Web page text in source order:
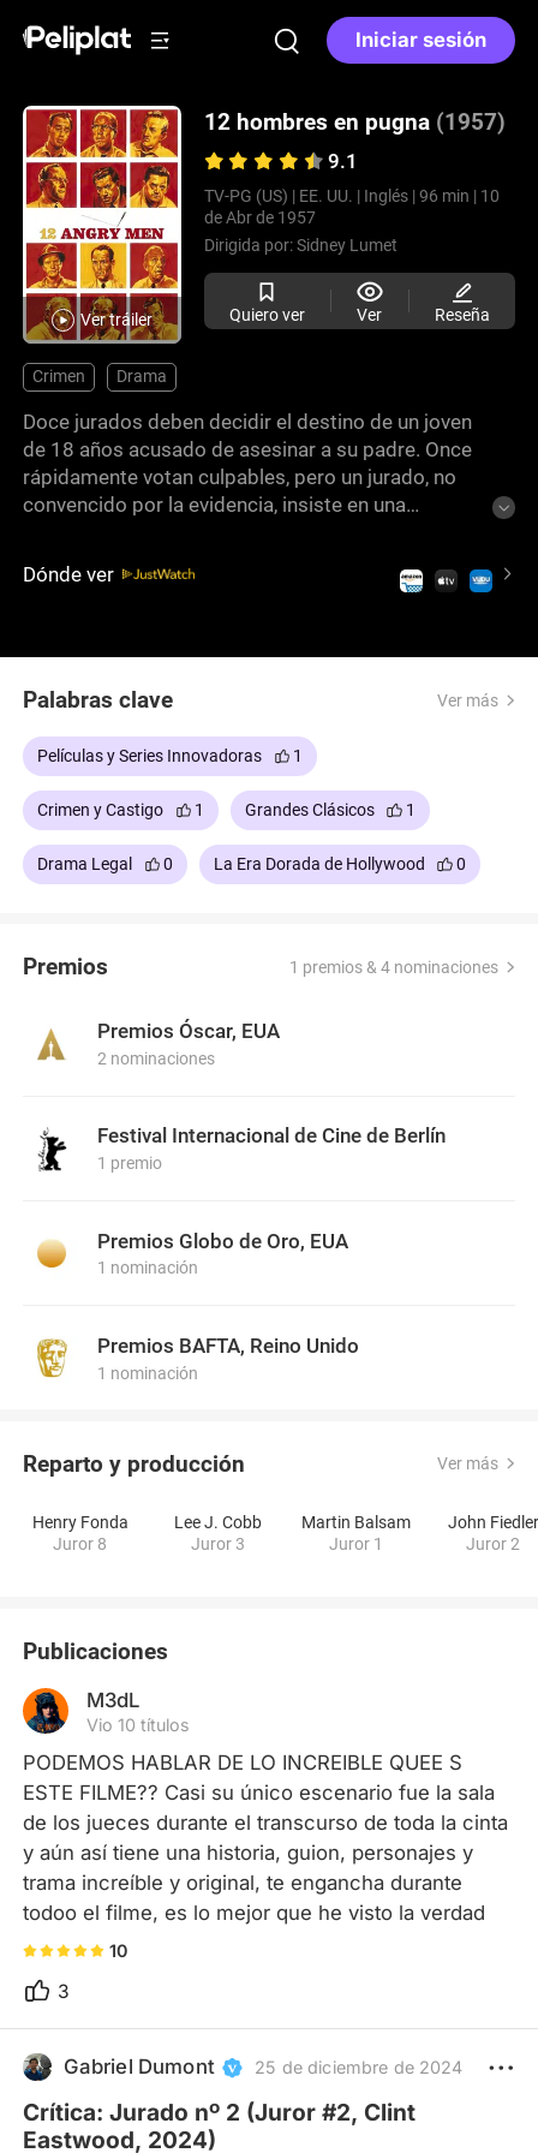
Iniciar sesión
Ver tráiler
12 hombres en pugna (1957)
9.1
TV-PG (US) | EE. UU. | Inglés | 96 min | 10
de Abr de 1957
Dirigida por:Sidney Lumet
Quiero ver Ver Reseña
Crimen Drama
Doce jurados deben decidir el destino de un joven
de 18 años acusado de asesinar a su padre. Once
rápidamente votan culpables, pero un jurado, no
convencido por la evidencia, insiste en una
tensión en la sofocante sala del jurado, se exponen
los prejuicios y crecen las dudas.
Dónde ver
Palabras clave Ver más
Películas y Series Innovadoras 1
Crimen y Castigo 1 Grandes Clásicos 1
Drama Legal 0 La Era Dorada de Hollywood 0
Premios 1 premios & 4 nominaciones
Premios Óscar, EUA
2 nominaciones
Festival Internacional de Cine de Berlín
1 premio
Premios Globo de Oro, EUA
1 nominación
Premios BAFTA, Reino Unido
1 nominación
Reparto y producción Ver más
Henry Fonda
Juror 8
Lee J. Cobb
Juror 3
Martin Balsam
Juror 1
John Fiedler
Juror 2
Publicaciones
M3dL
Vio 10 títulos
PODEMOS HABLAR DE LO INCREIBLE QUEE S
ESTE FILME?? Casi su único escenario fue la sala
de los jueces durante el transcurso de toda la cinta
y aún así tiene una historia, guion, personajes y
trama increíble y original, te engancha durante
todoo el filme, es lo mejor que he visto la verdad
10
3
Gabriel Dumont 25 de diciembre de 2024
Crítica: Jurado nº 2 (Juror #2, Clint
Eastwood, 2024)